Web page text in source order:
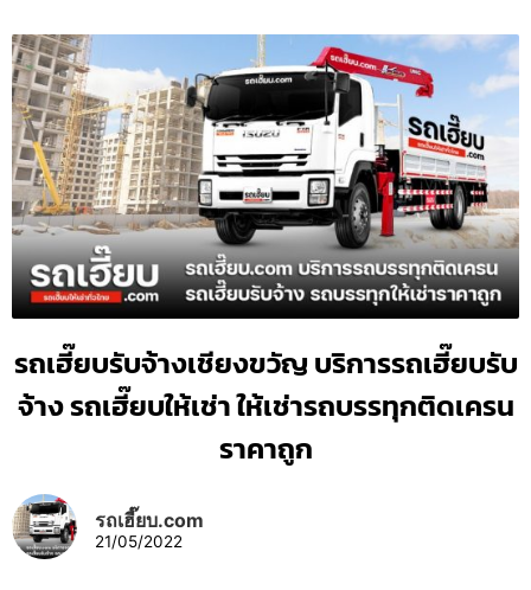
รถเฮี๊ยบรับจ้างเชียงขวัญ บริการรถเฮี๊ยบรับ
จ้าง รถเฮี๊ยบให้เช่า ให้เช่ารถบรรทุกติดเครน
ราคาถูก
รถเฮี๊ยบ.com
21/05/2022